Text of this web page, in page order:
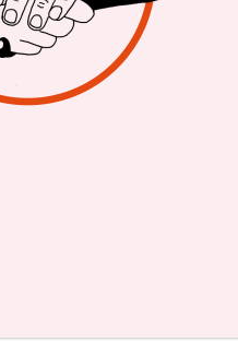
ist bedrohlich. Der
2010), dessen
mehrerer
sind von einem
offiziell Angeklagter
August in einem